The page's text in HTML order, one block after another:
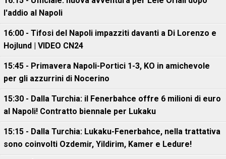
l'addio al Napoli
16:00 - Tifosi del Napoli impazziti davanti a Di Lorenzo e
Hojlund | VIDEO CN24
15:45 - Primavera Napoli-Portici 1-3, KO in amichevole
per gli azzurrini di Nocerino
15:30 - Dalla Turchia: il Fenerbahce offre 6 milioni di euro
al Napoli! Contratto biennale per Lukaku
15:15 - Dalla Turchia: Lukaku-Fenerbahce, nella trattativa
sono coinvolti Ozdemir, Yildirim, Kamer e Ledure!